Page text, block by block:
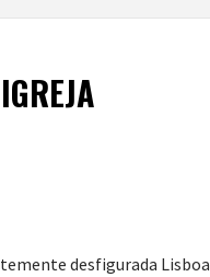
desfigurada Lisboa